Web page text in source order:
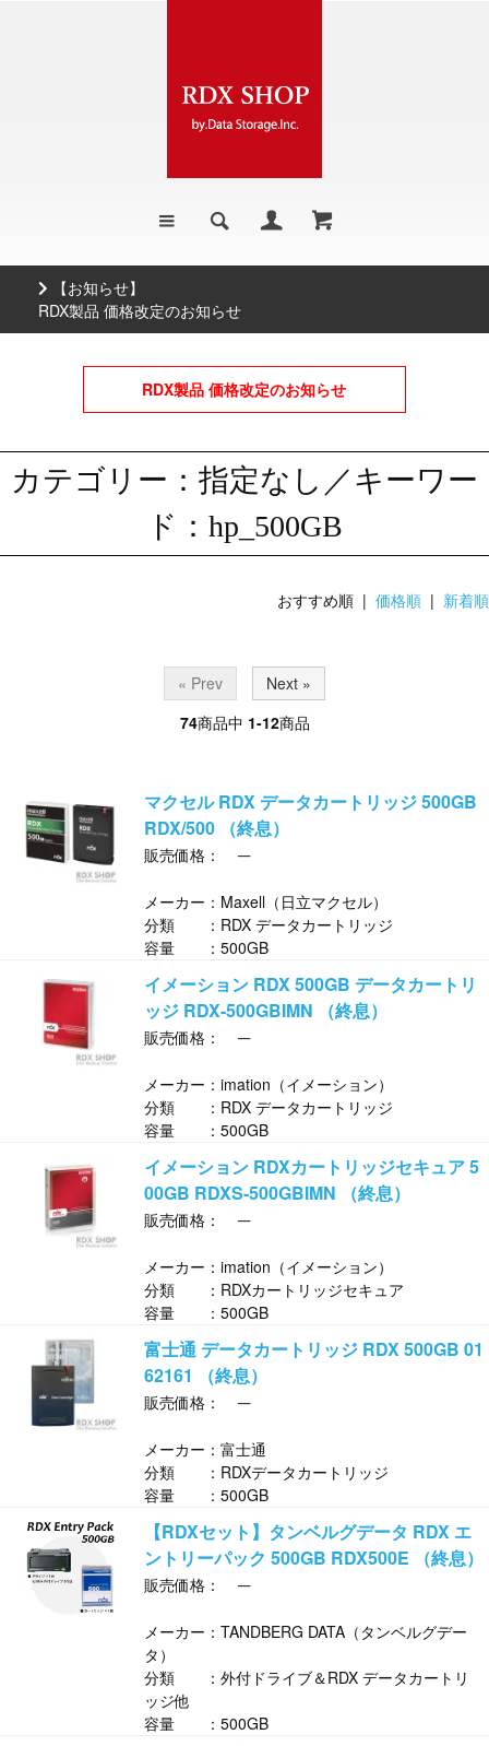
【お知らせ】
RDX製品 価格改定のお知らせ
RDX製品 価格改定のお知らせ
カテゴリー：指定なし／キーワー
ド：hp_500GB
おすすめ順 | 価格順 | 新着順
« Prev
Next »
74商品中 1-12商品
マクセル RDX データカートリッジ 500GB
RDX/500 （終息）
販売価格： ─
メーカー：Maxell（日立マクセル）
分類 ：RDX データカートリッジ
容量 ：500GB
イメーション RDX 500GB データカートリ
ッジ RDX-500GBIMN （終息）
販売価格： ─
メーカー：imation（イメーション）
分類 ：RDX データカートリッジ
容量 ：500GB
イメーション RDXカートリッジセキュア 5
00GB RDXS-500GBIMN （終息）
販売価格： ─
メーカー：imation（イメーション）
分類 ：RDXカートリッジセキュア
容量 ：500GB
富士通 データカートリッジ RDX 500GB 01
62161 （終息）
販売価格： ─
メーカー：富士通
分類 ：RDXデータカートリッジ
容量 ：500GB
【RDXセット】タンベルグデータ RDX エ
ントリーパック 500GB RDX500E （終息）
販売価格： ─
メーカー：TANDBERG DATA（タンベルグデー
タ）
分類 ：外付ドライブ＆RDX データカートリ
ッジ他
容量 ：500GB